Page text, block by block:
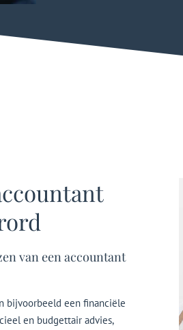
van een accountant
bijvoorbeeld een financiële
en budgettair advies,